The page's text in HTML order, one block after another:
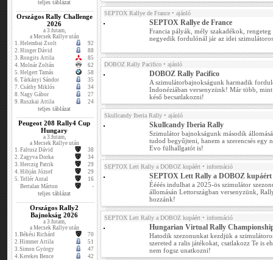
teljes táblázat
Országos Rally Challenge
2026
a 3.futam,
a Mecsek Rallye után
1. Helembai Zsolt
92
2. Hinger Dávid
88
3. Rongits Attila
85
4. Molnár Zoltán
62
5. Helgert Tamás
58
6. Tárkányi Sándor
35
7. Csáthy Miklós
34
8. Nagy Gábor
27
9. Ruszkai Attila 24
teljes táblázat
Peugeot 208 Rally4 Cup
Hungary
a 3.futam,
a Mecsek Rallye után
1. Faltusz Dávid
38
2. Zagyva Dorka
34
3. Herczig Patrik
29
4. Hibján József
29
5. Tellér Antal
16
Bertalan Márton
-
teljes táblázat
Országos Rally2
Bajnokság 2026
a 3.futam,
a Mecsek Rallye után
1.Békési Richárd
70
2.Himmer Attila
51
3.Simon György
47
4.Kerekes Bence
42
SEPTOX Rallye de France • ajánló
SEPTOX Rallye de France
Francia pályák, mély szakadékok,
negyedik fordulónál jár az idei
DOBOZ Rally Pacifico • ajánló
DOBOZ Rally Pacifico
A szimulátorbajnokságunk harmadik
Indonéziában versenyzünk! Már több,
késő becsatlakozni!
Skullcandy Iberia Rally • ajánló
Skullcandy Iberia Rally
Szimulátor bajnokságunk második
tudod begyűjteni, hanem a szerencsés egy
Evo fülhallgatót is!
SEPTOX Lett Rally a DOBOZ kupáért • információ
SEPTOX Lett Rally a DOBOZ kupáért
Éééés indulhat a 2025-ös szimulátor
állomásán Lettországban versenyzünk,
hozzánk!
SEPTOX Lett Rally a DOBOZ kupáért • információ
Hungarian Virtual Rally
Hatodik szezonunkat kezdjük a
szereted a ralis játékokat, csatlakozz Te is
nem fogsz unatkozni!